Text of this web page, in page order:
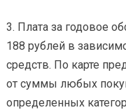
3. Плата за годовое
188 рублей в
средств. По карте
от суммы любых
определенных